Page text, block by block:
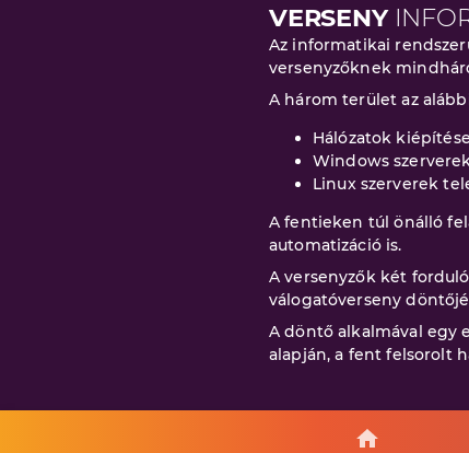
VERSENY
Az informatikai
versenyzőknek
A három terület az
Hálózatok
Windows
Linux szerverek
A fentieken túl önálló
automatizáció is.
A versenyzők két
válogatóverseny
A döntő alkalmával
alapján, a fent felsorolt